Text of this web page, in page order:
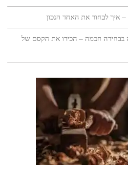
– איך לבחור את האחד הנכון
בבחירה חכמה – הכירו את הקסם של